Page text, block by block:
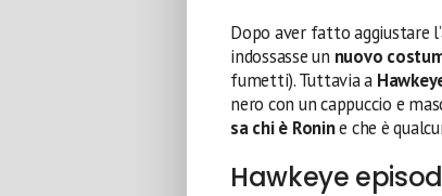
Dopo aver fatto aggiustare
indossasse un nuovo
fumetti). Tuttavia a
nero con un cappuccio e
sa chi è Ronine che è
Hawkeye